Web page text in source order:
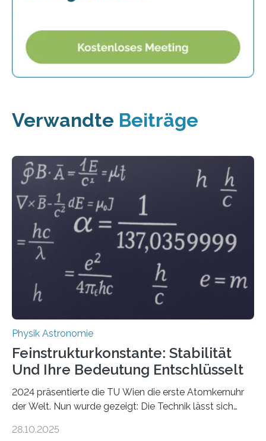
Verwandte Beiträge
Physik Astronomie
Feinstrukturkonstante: Stabilität
Und Ihre Bedeutung Entschlüsselt
2024 präsentierte die TU Wien die erste Atomkernuhr
der Welt. Nun wurde gezeigt: Die Technik lässt sich
fundamentalen Physik nachzugehen. Thorium-
28.10.2025